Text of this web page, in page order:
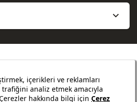
Sözleşmeler ve Formlar
Site Haritası